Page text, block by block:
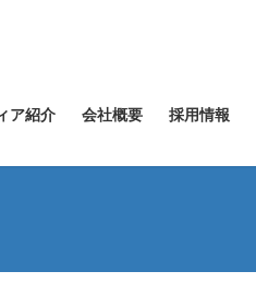
ア紹介 会社概要 採用情報